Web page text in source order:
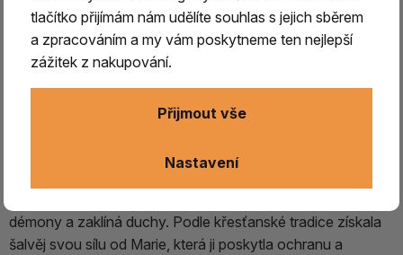
ŠALVĚJ LÉKAŘSKÁ
se vyskytuje prakticky v celé jižní a střední Evropě.
Jméno získala z latinského salvare, což znamená
démony a zaklíná duchy. Podle křesťanské tradice získala
šalvěj svou sílu od Marie, která ji poskytla ochranu a
tlačítko přijímám nám udělíte souhlas s jejich sběrem
a zpracováním a my vám poskytneme ten nejlepší
zážitek z nakupování.
Nastavení
Přijmout vše